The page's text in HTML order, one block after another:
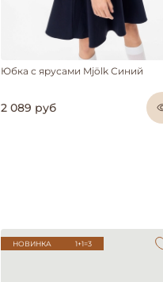
Юбка с ярусами Mjölk Синий
2 089 руб
НОВИНКА 1+1=3